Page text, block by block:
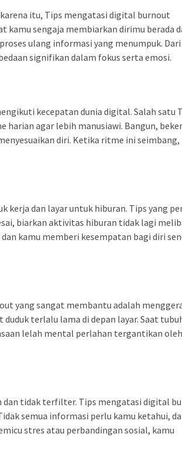
itu, Tips mengatasi digital burnout
kamu sengaja membiarkan dirimu berada
ulang informasi yang menumpuk. Dari
signifikan dalam fokus serta emosi.
kecepatan dunia digital. Salah satu
agar lebih manusiawi. Bangun,
diri. Ketika ritme ini seimbang,
kerja dan layar untuk hiburan. Tips yang
biarkan aktivitas hiburan tidak lagi
kamu memberi kesempatan bagi diri
yang sangat membantu adalah
terlalu lama di depan layar. Saat
lelah mental perlahan tergantikan oleh
tidak terfilter. Tips mengatasi digital
semua informasi perlu kamu ketahui,
stres atau perbandingan sosial, kamu